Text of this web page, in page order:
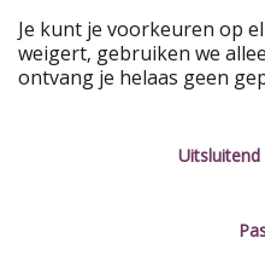
HolidayPirates Group
Leer ons kennen
Je kunt je voorkeuren op
weigert, gebruiken we
ontvang je helaas geen